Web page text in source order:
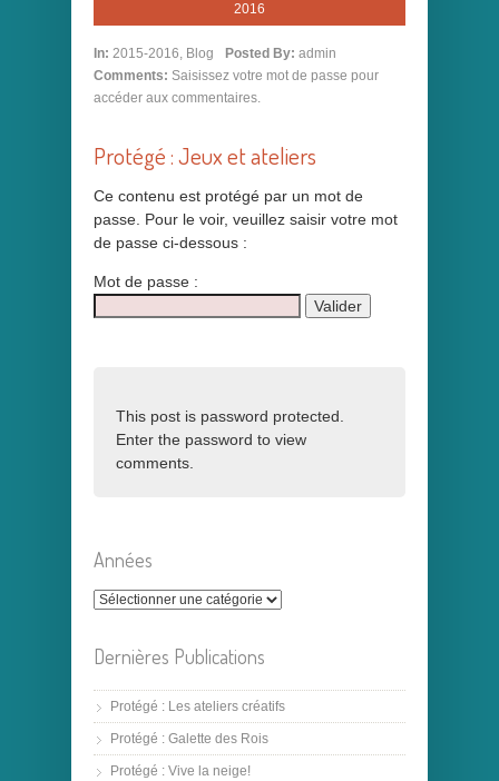
2016
In: 2015-2016, Blog Posted By: admin
Comments: Saisissez votre mot de passe pour
accéder aux commentaires.
Protégé : Jeux et ateliers
Ce contenu est protégé par un mot de
passe. Pour le voir, veuillez saisir votre mot
de passe ci-dessous :
Mot de passe :
This post is password protected.
Enter the password to view
comments.
Années
Dernières Publications
Protégé : Les ateliers créatifs
Protégé : Galette des Rois
Protégé : Vive la neige!